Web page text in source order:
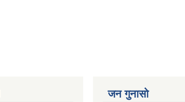
जन गुनासो